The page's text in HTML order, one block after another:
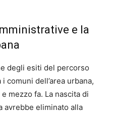
e la
degli esiti del percorso
comuni dell’area urbana,
mezzo fa. La nascita di
avrebbe eliminato alla